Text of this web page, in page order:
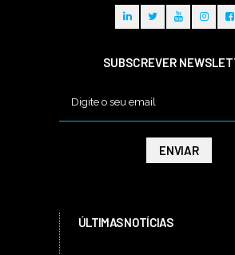
SUBSCREVER
ÚLTIMAS NOTÍCIAS